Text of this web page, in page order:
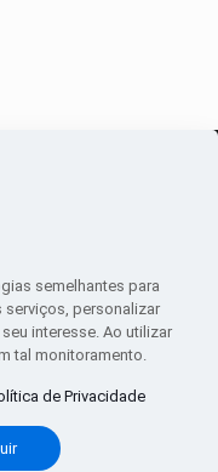
de uso
semelhantes para
serviços, personalizar
interesse. Ao utilizar
tal monitoramento.
de Privacidade